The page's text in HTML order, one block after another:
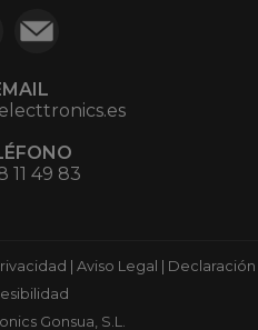
11 49 83
Aviso Legal
Declaración
Gonsua, S.L.